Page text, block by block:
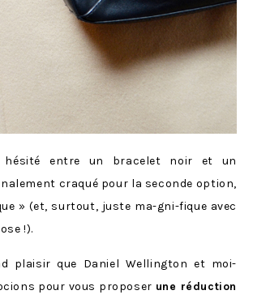
hésité entre un bracelet noir et un
craqué pour la seconde option,
» (et, surtout, juste ma-gni-fique avec
!).
plaisir que Daniel Wellington et moi-
pour vous proposer une réduction